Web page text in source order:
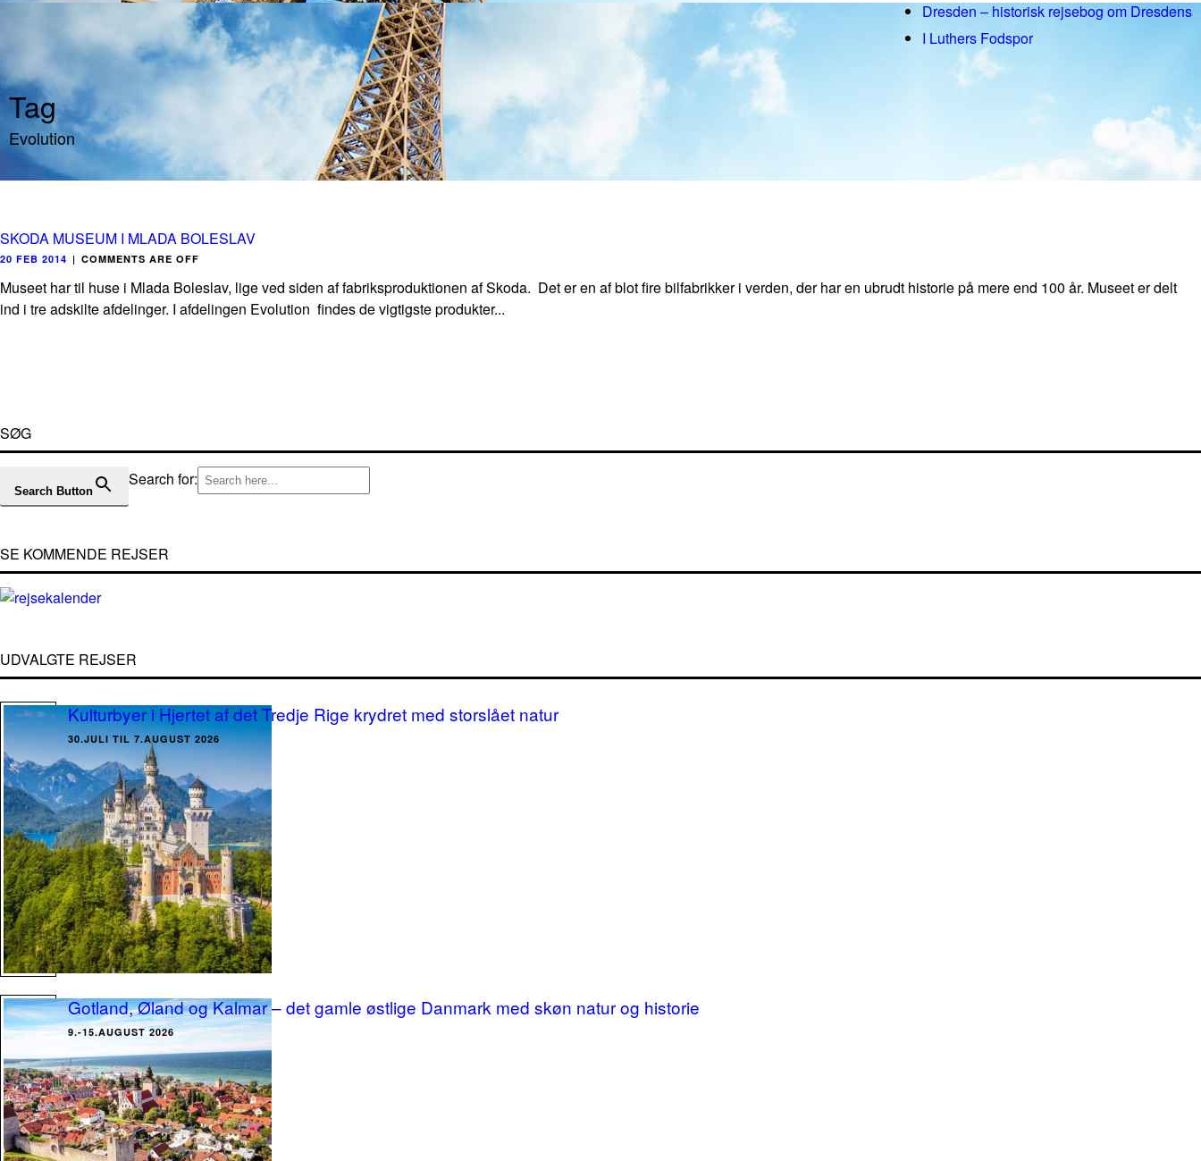
Dresden – historisk rejsebog om Dresdens
I Luthers Fodspor
Tag
Evolution
SKODA MUSEUM I MLADA BOLESLAV
20 FEB 2014 | COMMENTS ARE OFF
Museet har til huse i Mlada Boleslav, lige ved siden af fabriksproduktionen af Skoda. Det er en af blot fire bilfabrikker i verden, der har en ubrudt historie på mere end 100 år. Museet er delt
ind i tre adskilte afdelinger. I afdelingen Evolution findes de vigtigste produkter...
SØG
Search for:
Search Button
SE KOMMENDE REJSER
UDVALGTE REJSER
Kulturbyer i Hjertet af det Tredje Rige krydret med storslået natur
30.JULI TIL 7.AUGUST 2026
Gotland, Øland og Kalmar – det gamle østlige Danmark med skøn natur og historie
9.-15.AUGUST 2026